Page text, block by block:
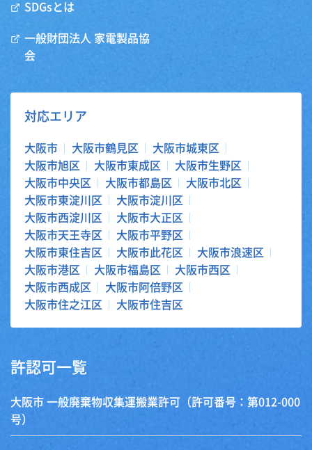
SDGsとは
一般財団法人 家電製品協
会
対応エリア
大阪市 大阪市鶴見区
大阪市城東区
大阪市旭区
大阪市東成区
大阪市生野区
大阪市中央区
大阪市都島区
大阪市北区
大阪市東淀川区
大阪市淀川区
大阪市西淀川区
大阪市大正区
大阪市天王寺区
大阪市平野区
大阪市東住吉区
大阪市此花区
大阪市浪速区
大阪市港区
大阪市福島区
大阪市西区
大阪市西成区
大阪市阿倍野区
大阪市住之江区
大阪市住吉区
許認可一覧
大阪市 一般廃棄物収集運搬業許可（許可番号：第012-000
号）